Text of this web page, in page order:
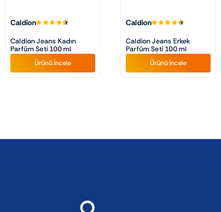
Caldion
Caldion Jeans Kadın
Parfüm Seti 100 ml
Ürünü İncele
Caldion
Caldion Jeans Erkek
Parfüm Seti 100 ml
Ürünü İncele